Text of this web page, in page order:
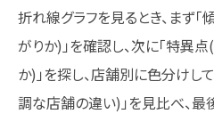
折れ線グラフを見るとき、まず
がりか)」を確認し、次に「特異
か)」を探し、店舗別に色分けし
調な店舗の違い)」を見比べ、